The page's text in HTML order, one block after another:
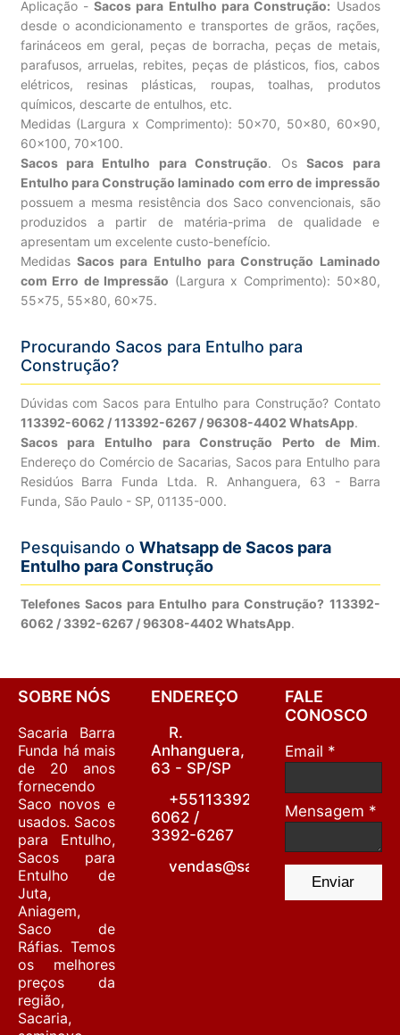
Aplicação -Sacos para Entulho para Construção: Usados
desde o acondicionamento e transportes de grãos, rações,
farináceos em geral, peças de borracha, peças de metais,
parafusos, arruelas, rebites, peças de plásticos, fios, cabos
elétricos, resinas plásticas, roupas, toalhas, produtos
químicos, descarte de entulhos, etc.
Medidas (Largura x Comprimento): 50×70, 50×80, 60×90,
60×100, 70×100.
Sacos para Entulho para Construção. OsSacos para
Entulho para Construção laminado com erro de impressão
possuem a mesma resistência dos Saco convencionais, são
produzidos a partir de matéria-prima de qualidade e
apresentam um excelente custo-benefício.
Medidas Sacos para Entulho para Construção Laminado
com Erro de Impressão (Largura x Comprimento): 50×80,
55×75, 55×80, 60×75.
Procurando Sacos para Entulho para
Construção?
Dúvidas com Sacos para Entulho para Construção? Contato
113392-6062 / 113392-6267 / 96308-4402 WhatsApp.
Sacos para Entulho para Construção Perto de Mim.
Endereço do Comércio de Sacarias, Sacos para Entulho para
Residúos Barra Funda Ltda. R. Anhanguera, 63 - Barra
Funda, São Paulo - SP, 01135-000.
Pesquisando o Whatsapp de Sacos para
Entulho para Construção
Telefones Sacos para Entulho para Construção? 113392-
6062 / 3392-6267 / 96308-4402 WhatsApp.
SOBRE NÓS
Sacaria Barra
Funda há mais
de 20 anos
fornecendo
Saco novos e
usados. Sacos
para Entulho,
Sacos para
Entulho de
Juta,
Aniagem,
Saco de
Ráfias. Temos
os melhores
preços da
região,
Sacaria,
ENDEREÇO
R.
Anhanguera,
63 - SP/SP
+55113392-
6062 /
3392-6267
FALE
CONOSCO
Email *
Mensagem *
Enviar